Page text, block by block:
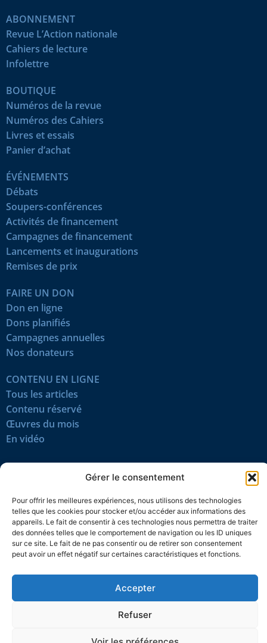
Gérer le consentement
Pour offrir les meilleures expériences, nous utilisons des technologies
telles que les cookies pour stocker et/ou accéder aux informations des
appareils. Le fait de consentir à ces technologies nous permettra de traiter
des données telles que le comportement de navigation ou les ID uniques
sur ce site. Le fait de ne pas consentir ou de retirer son consentement
peut avoir un effet négatif sur certaines caractéristiques et fonctions.
Accepter
Refuser
ABONNEMENT
Revue L’Action nationale
Cahiers de lecture
Infolettre
BOUTIQUE
Numéros de la revue
Numéros des Cahiers
Livres et essais
Panier d’achat
ÉVÉNEMENTS
Débats
Soupers-conférences
Activités de financement
Campagnes de financement
Lancements et inaugurations
Remises de prix
FAIRE UN DON
Don en ligne
Dons planifiés
Campagnes annuelles
Nos donateurs
CONTENU EN LIGNE
Tous les articles
Contenu réservé
Œuvres du mois
En vidéo
SUIVEZ-NOUS
Confidentialité Témoins Mentions légales Plan du site
© 2026 L’Action nationale